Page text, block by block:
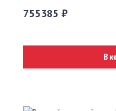
755385 ₽
В